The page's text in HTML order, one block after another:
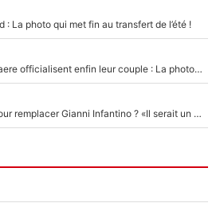
: La photo qui met fin au transfert de l’été !
Antoine Dupont et Iris Mittenaere officialisent enfin leur couple : La photo qui enflamme les réseaux sociaux
Du PSG à la tête de la FIFA pour remplacer Gianni Infantino ? «Il serait un mauvais président», le patron de la Liga s'attaque à Nasser Al-Khelaïfi !